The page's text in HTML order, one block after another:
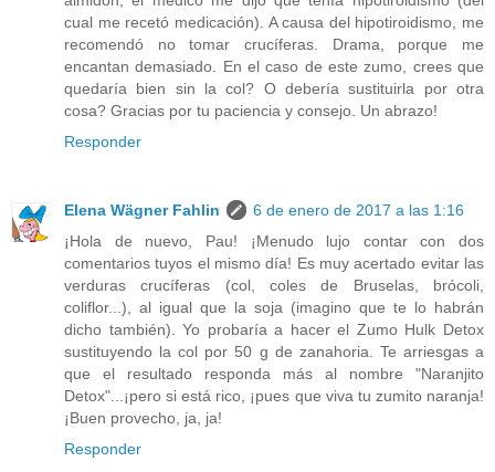
cual me recetó medicación). A causa del hipotiroidismo, me
recomendó no tomar crucíferas. Drama, porque me
encantan demasiado. En el caso de este zumo, crees que
quedaría bien sin la col? O debería sustituirla por otra
cosa? Gracias por tu paciencia y consejo. Un abrazo!
Responder
Elena Wägner Fahlin
6 de enero de 2017 a las 1:16
¡Hola de nuevo, Pau! ¡Menudo lujo contar con dos
comentarios tuyos el mismo día! Es muy acertado evitar las
verduras crucíferas (col, coles de Bruselas, brócoli,
coliflor...), al igual que la soja (imagino que te lo habrán
dicho también). Yo probaría a hacer el Zumo Hulk Detox
sustituyendo la col por 50 g de zanahoria. Te arriesgas a
que el resultado responda más al nombre "Naranjito
Detox"...¡pero si está rico, ¡pues que viva tu zumito naranja!
¡Buen provecho, ja, ja!
Responder